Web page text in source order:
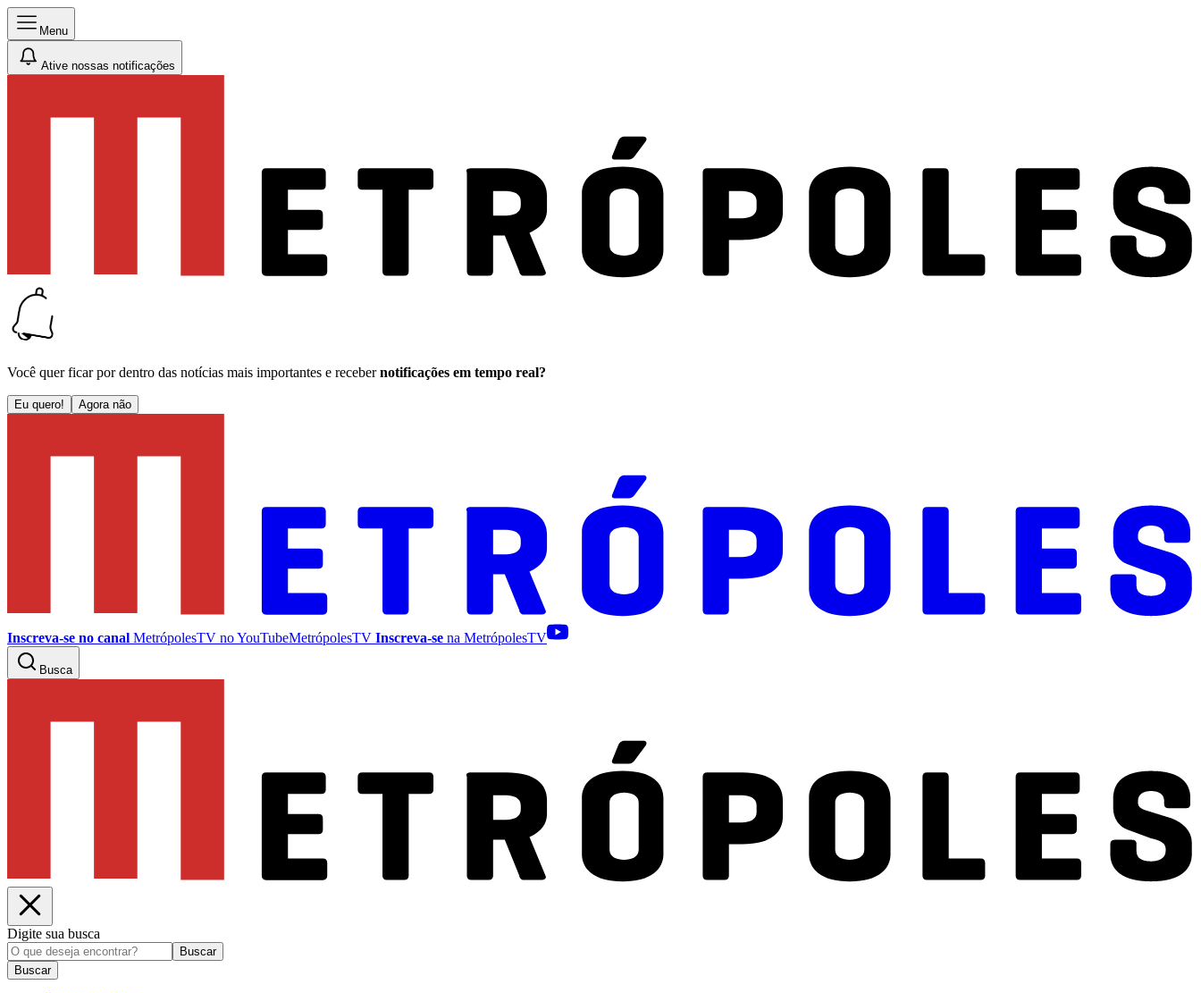
Menu
Ative nossas notificações
Você quer ficar por dentro das notícias mais importantes e receber notificações em tempo real?
Eu quero! Agora não
Inscreva-se no canal MetrópolesTV noYouTubeMetrópolesTV Inscreva-se na MetrópolesTV
Busca
Digite sua busca
Buscar
Buscar